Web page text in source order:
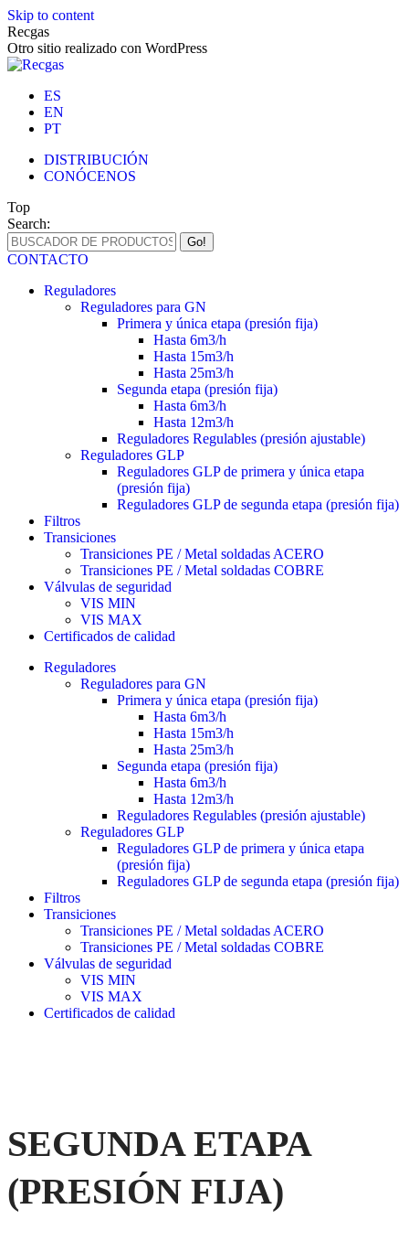
Skip to content
Recgas
Otro sitio realizado con WordPress
ES
EN
PT
DISTRIBUCIÓN
CONÓCENOS
Top
Search:
CONTACTO
Reguladores
Reguladores para GN
Primera y única etapa (presión fija)
Hasta 6m3/h
Hasta 15m3/h
Hasta 25m3/h
Segunda etapa (presión fija)
Hasta 6m3/h
Hasta 12m3/h
Reguladores Regulables (presión ajustable)
Reguladores GLP
Reguladores GLP de primera y única etapa
(presión fija)
Reguladores GLP de segunda etapa (presión fija)
Filtros
Transiciones
Transiciones PE / Metal soldadas ACERO
Transiciones PE / Metal soldadas COBRE
Válvulas de seguridad
VIS MIN
VIS MAX
Certificados de calidad
Reguladores
Reguladores para GN
Primera y única etapa (presión fija)
Hasta 6m3/h
Hasta 15m3/h
Hasta 25m3/h
Segunda etapa (presión fija)
Hasta 6m3/h
Hasta 12m3/h
Reguladores Regulables (presión ajustable)
Reguladores GLP
Reguladores GLP de primera y única etapa
(presión fija)
Reguladores GLP de segunda etapa (presión fija)
Filtros
Transiciones
Transiciones PE / Metal soldadas ACERO
Transiciones PE / Metal soldadas COBRE
Válvulas de seguridad
VIS MIN
VIS MAX
Certificados de calidad
SEGUNDA ETAPA
(PRESIÓN FIJA)